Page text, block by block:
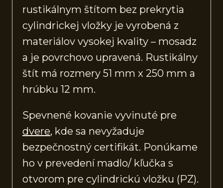
rustikálnym štítom bez prekrytia
cylindrickej vložky je vyrobená z
materiálov vysokej kvality – mosadz
a je povrchovo upravená. Rustikálny
štít má rozmery 51 mm x 250 mm a
hrúbku 12 mm.
Spevnené kovanie vyvinuté pre
dvere, kde sa nevyžaduje
bezpečnostný certifikát. Ponúkame
ho v prevedení madlo/ kľučka s
otvorom pre cylindrickú vložku (PZ).